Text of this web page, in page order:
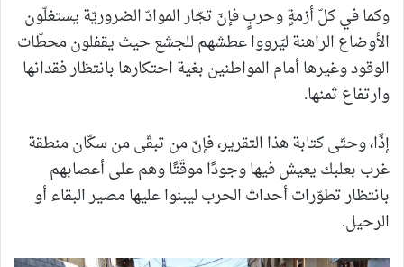
وكما في كلّ أزمةٍ وحربٍ فإنّ تجّار الموادّ الضروريّة يستغلّون
الأوضاع الراهنة ليَرووا عطشهم للجشع حيث يقفلون محطّات
الوقود وغيرها أمام المواطنين بغية احتكارها بانتظار فقدانها
وارتفاع ثمنها.
إذًا، وحتّى كتابة هذا التقرير، فإنّ من تبقّى من سكّان منطقة
غرب بعلبك يعيش فيها وجودًا موقّتًا وهم على أعصابهم
بانتظار تطوّرات أحداث الحرب ليبنوا عليها مصير البقاء أو
الرحيل.